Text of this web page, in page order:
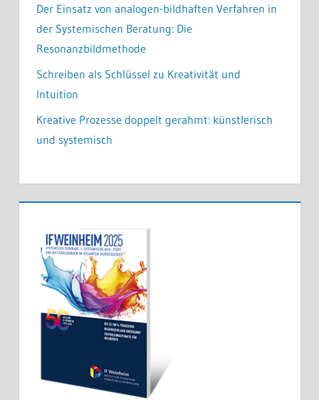
Der Einsatz von analogen-bildhaften Verfahren in
der Systemischen Beratung: Die
Resonanzbildmethode
Schreiben als Schlüssel zu Kreativität und
Intuition
Kreative Prozesse doppelt gerahmt: künstlerisch
und systemisch